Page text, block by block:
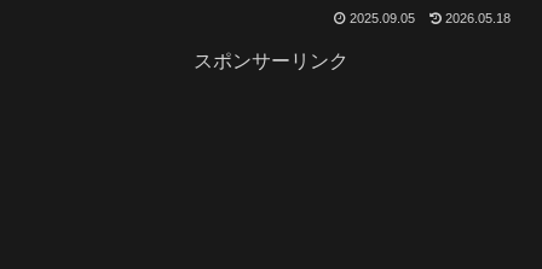
2025.09.05 2026.05.18
スポンサーリンク